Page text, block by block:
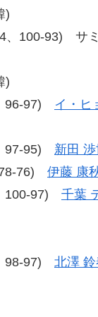
)
、100-93) サ
)
96-97) イ・ヒ
97-95) 新田
76) 伊藤 康
100-97) 千葉
98-97) 北澤